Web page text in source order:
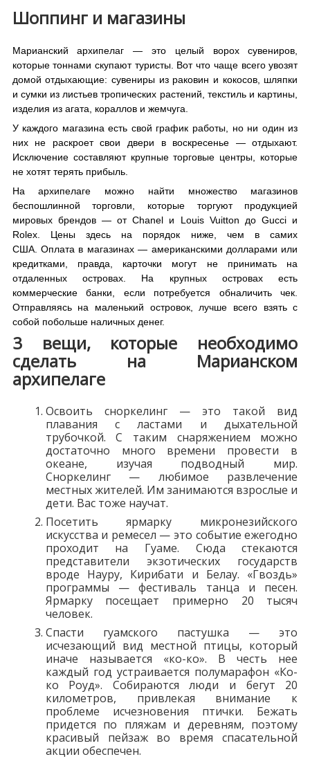
Шоппинг и магазины
Марианский архипелаг — это целый ворох сувениров,
которые тоннами скупают туристы. Вот что чаще всего увозят
домой отдыхающие: сувениры из раковин и кокосов, шляпки
и сумки из листьев тропических растений, текстиль и картины,
изделия из агата, кораллов и жемчуга.
У каждого магазина есть свой график работы, но ни один из
них не раскроет свои двери в воскресенье — отдыхают.
Исключение составляют крупные торговые центры, которые
не хотят терять прибыль.
На архипелаге можно найти множество магазинов
беспошлинной торговли, которые торгуют продукцией
мировых брендов — от Chanel и Louis Vuitton до Gucci и
Rolex. Цены здесь на порядок ниже, чем в самих
США. Оплата в магазинах — американскими долларами или
кредитками, правда, карточки могут не принимать на
отдаленных островах. На крупных островах есть
коммерческие банки, если потребуется обналичить чек.
Отправляясь на маленький островок, лучше всего взять с
собой побольше наличных денег.
3 вещи, которые необходимо
сделать на Марианском
архипелаге
Освоить сноркелинг — это такой вид
плавания с ластами и дыхательной
трубочкой. С таким снаряжением можно
достаточно много времени провести в
океане, изучая подводный мир.
Сноркелинг — любимое развлечение
местных жителей. Им занимаются взрослые и
дети. Вас тоже научат.
Посетить ярмарку микронезийского
искусства и ремесел — это событие ежегодно
проходит на Гуаме. Сюда стекаются
представители экзотических государств
вроде Науру, Кирибати и Белау. «Гвоздь»
программы — фестиваль танца и песен.
Ярмарку посещает примерно 20 тысяч
человек.
Спасти гуамского пастушка — это
исчезающий вид местной птицы, который
иначе называется «ко-ко». В честь нее
каждый год устраивается полумарафон «Ко-
ко Роуд». Собираются люди и бегут 20
километров, привлекая внимание к
проблеме исчезновения птички. Бежать
придется по пляжам и деревням, поэтому
красивый пейзаж во время спасательной
акции обеспечен.